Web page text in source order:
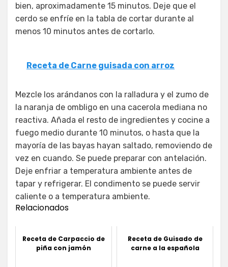
bien, aproximadamente 15 minutos. Deje que el
cerdo se enfríe en la tabla de cortar durante al
menos 10 minutos antes de cortarlo.
Receta de Carne guisada con arroz
Mezcle los arándanos con la ralladura y el zumo de
la naranja de ombligo en una cacerola mediana no
reactiva. Añada el resto de ingredientes y cocine a
fuego medio durante 10 minutos, o hasta que la
mayoría de las bayas hayan saltado, removiendo de
vez en cuando. Se puede preparar con antelación.
Deje enfriar a temperatura ambiente antes de
tapar y refrigerar. El condimento se puede servir
caliente o a temperatura ambiente.
Relacionados
Receta de Carpaccio de
piña con jamón
Receta de Guisado de
carne a la española